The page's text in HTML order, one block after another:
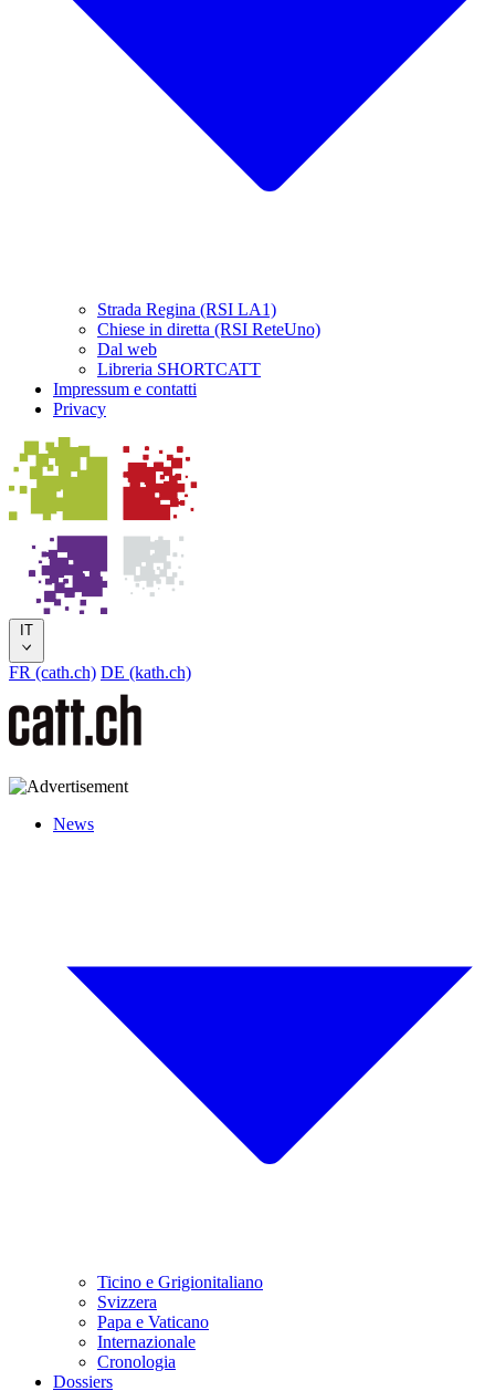
Strada Regina (RSI LA1)
Chiese in diretta (RSI ReteUno)
Dal web
Libreria SHORTCATT
Impressum e contatti
Privacy
IT
FR (cath.ch) DE (kath.ch)
News
Ticino e Grigionitaliano
Svizzera
Papa e Vaticano
Internazionale
Cronologia
Dossiers